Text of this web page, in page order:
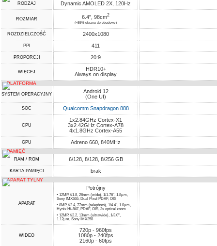
RODZAJ Dynamic AMOLED 2X, 120Hz
ROZMIAR 6.4", 98cm2
(~85% ekranu do obudowy)
ROZDZIELCZOŚĆ 2400x1080
PPI 411
PROPORCJI 20:9
WIĘCEJ
HDR10+
Always on display
PLATFORMA
SYSTEM OPERACYJNY
Android 12
(One UI)
SOC Qualcomm Snapdragon 888
CPU
1x2.84GHz Cortex-X1
3x2.42GHz Cortex-A78
4x1.8GHz Cortex-A55
GPU Adreno 660, 840MHz
PAMIĘĆ
RAM / ROM 6/128, 8/128, 8/256 GB
KARTA PAMIĘCI brak
APARAT TYLNY
APARAT
Potrójny
• 12MP, f/1.8, 26mm (wide), 1/1.76", 1.8µm,
Sony IMX555, Dual Pixel PDAF, OIS
• 8MP, f/2.4, 77mm (telephoto), 1/4.4", 1.0µm,
Hynix Hi-847, PDAF, OIS, 3x optical zoom
• 12MP, f/2.2, 13mm (ultrawide), 1/3.0",
1.12µm, Sony IMX258
WIDEO
720p - 960fps
1080p - 240fps
2160p - 60fps